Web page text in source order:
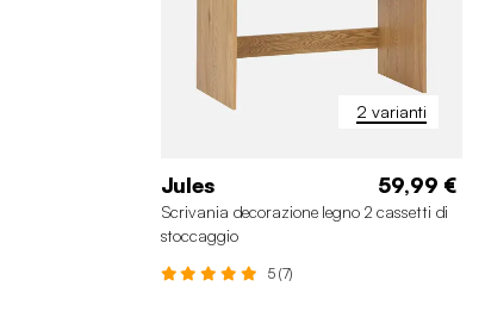
2 varianti
Jules 59,99 €
Scrivania decorazione legno 2 cassetti di
stoccaggio
5 (7)